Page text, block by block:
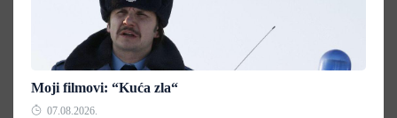
Moji filmovi: “Kuća zla“
07.08.2026.